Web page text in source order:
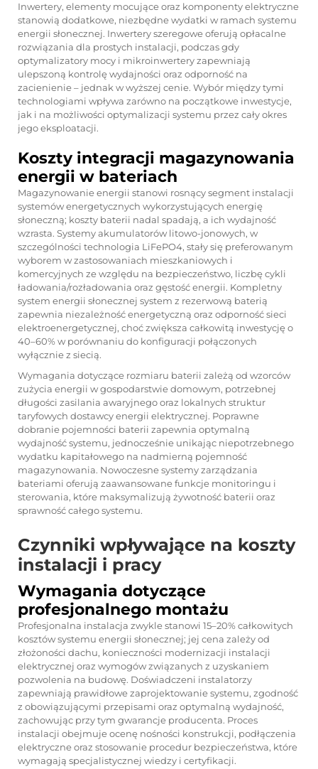
Inwertery, elementy mocujące oraz komponenty elektryczne
stanowią dodatkowe, niezbędne wydatki w ramach systemu
energii słonecznej. Inwertery szeregowe oferują opłacalne
rozwiązania dla prostych instalacji, podczas gdy
optymalizatory mocy i mikroinwertery zapewniają
ulepszoną kontrolę wydajności oraz odporność na
zacienienie – jednak w wyższej cenie. Wybór między tymi
technologiami wpływa zarówno na początkowe inwestycje,
jak i na możliwości optymalizacji systemu przez cały okres
jego eksploatacji.
Koszty integracji magazynowania
energii w bateriach
Magazynowanie energii stanowi rosnący segment instalacji
systemów energetycznych wykorzystujących energię
słoneczną; koszty baterii nadal spadają, a ich wydajność
wzrasta. Systemy akumulatorów litowo-jonowych, w
szczególności technologia LiFePO4, stały się preferowanym
wyborem w zastosowaniach mieszkaniowych i
komercyjnych ze względu na bezpieczeństwo, liczbę cykli
ładowania/rozładowania oraz gęstość energii. Kompletny
system energii słonecznej system z rezerwową baterią
zapewnia niezależność energetyczną oraz odporność sieci
elektroenergetycznej, choć zwiększa całkowitą inwestycję o
40–60% w porównaniu do konfiguracji połączonych
wyłącznie z siecią.
Wymagania dotyczące rozmiaru baterii zależą od wzorców
zużycia energii w gospodarstwie domowym, potrzebnej
długości zasilania awaryjnego oraz lokalnych struktur
taryfowych dostawcy energii elektrycznej. Poprawne
dobranie pojemności baterii zapewnia optymalną
wydajność systemu, jednocześnie unikając niepotrzebnego
wydatku kapitałowego na nadmierną pojemność
magazynowania. Nowoczesne systemy zarządzania
bateriami oferują zaawansowane funkcje monitoringu i
sterowania, które maksymalizują żywotność baterii oraz
sprawność całego systemu.
Czynniki wpływające na koszty
instalacji i pracy
Wymagania dotyczące
profesjonalnego montażu
Profesjonalna instalacja zwykle stanowi 15–20% całkowitych
kosztów systemu energii słonecznej; jej cena zależy od
złożoności dachu, konieczności modernizacji instalacji
elektrycznej oraz wymogów związanych z uzyskaniem
pozwolenia na budowę. Doświadczeni instalatorzy
zapewniają prawidłowe zaprojektowanie systemu, zgodność
z obowiązującymi przepisami oraz optymalną wydajność,
zachowując przy tym gwarancje producenta. Proces
instalacji obejmuje ocenę nośności konstrukcji, podłączenia
elektryczne oraz stosowanie procedur bezpieczeństwa, które
wymagają specjalistycznej wiedzy i certyfikacji.